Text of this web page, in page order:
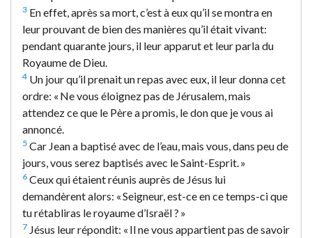
3 En effet, après sa mort, c’est à eux qu’il se montra en
leur prouvant de bien des manières qu’il était vivant:
pendant quarante jours, il leur apparut et leur parla du
Royaume de Dieu.
4 Un jour qu’il prenait un repas avec eux, il leur donna cet
ordre: « Ne vous éloignez pas de Jérusalem, mais
attendez ce que le Père a promis, le don que je vous ai
annoncé.
5 Car Jean a baptisé avec de l’eau, mais vous, dans peu de
jours, vous serez baptisés avec le Saint-Esprit. »
6 Ceux qui étaient réunis auprès de Jésus lui
demandèrent alors: « Seigneur, est-ce en ce temps-ci que
tu rétabliras le royaume d’Israël ? »
7 Jésus leur répondit: « Il ne vous appartient pas de savoir